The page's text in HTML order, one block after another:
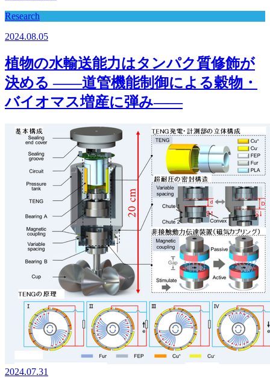
Research
2024.08.05
植物の水輸送能力はタンパク質修飾が
決める ――道管機能制御による穀物・
バイオマス増産に弾み――
2024.07.31